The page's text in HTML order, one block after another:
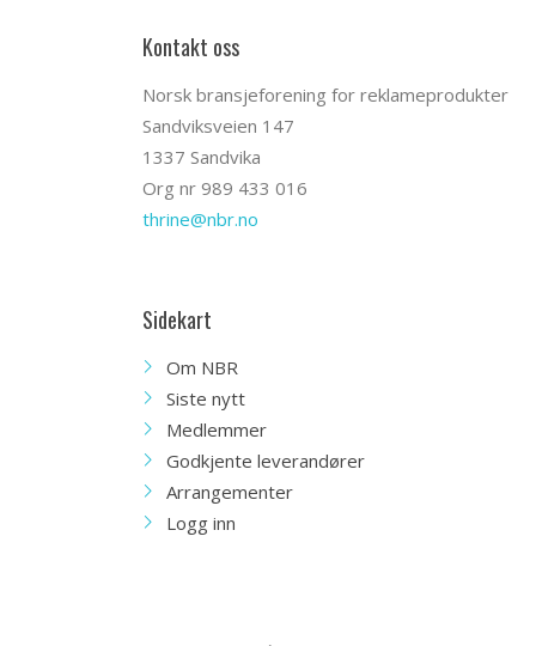
Kontakt oss
Norsk bransjeforening for reklameprodukter
Sandviksveien 147
1337 Sandvika
Org nr 989 433 016
thrine@nbr.no
Sidekart
Om NBR
Siste nytt
Medlemmer
Godkjente leverandører
Arrangementer
Logg inn